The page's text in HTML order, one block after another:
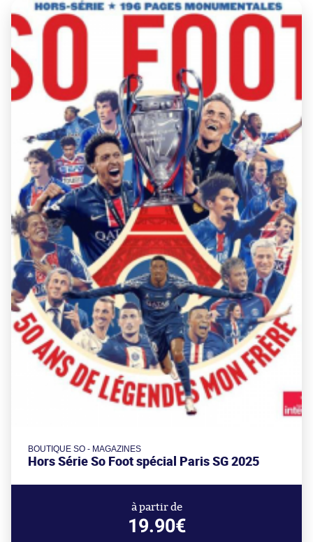
BOUTIQUE SO - MAGAZINES
Hors Série So Foot spécial Paris SG 2025
à partir de
19.90€